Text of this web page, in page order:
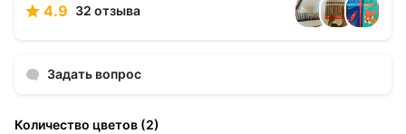
4.9 32 отзыва
Задать вопрос
Количество цветов (2)